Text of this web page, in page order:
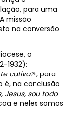
para uma
missão
na conversão
o
1932):
cativa?», para
é, na conclusão
Jesus, sou todo
e neles somos